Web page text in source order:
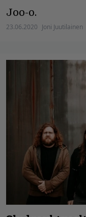
Joo-o.
23.06.2020 Joni Juutilainen